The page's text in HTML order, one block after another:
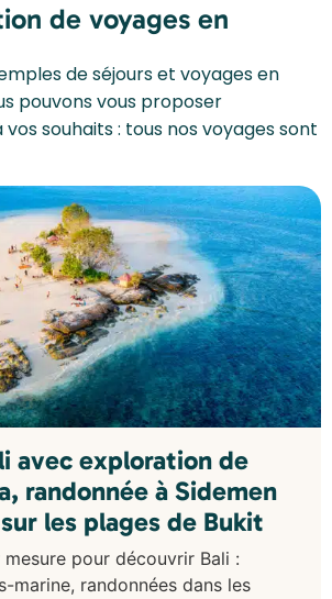
de voyages en
de séjours et voyages en
pouvons vous proposer
souhaits : tous nos voyages sont
avec exploration de
randonnée à Sidemen
les plages de Bukit
pour découvrir Bali :
marine, randonnées dans les